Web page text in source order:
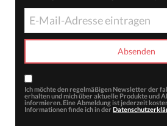
Ich möchte den regelmäßigen Newsletter der
erhalten und mich über aktuelle Produkte und
informieren. Eine Abmeldung ist jederzeit
Informationen finde ich in der